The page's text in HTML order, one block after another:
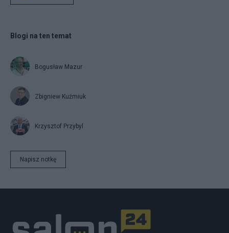
Blogi na ten temat
Bogusław Mazur
Zbigniew Kuźmiuk
Krzysztof Przybyl
Napisz notkę